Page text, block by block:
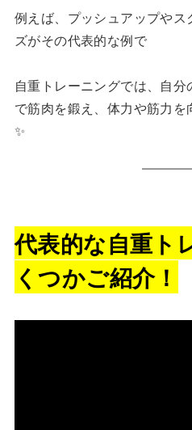
例えば、プッシュアップや
ズがその代表的な例で
自重トレーニングでは、自
で筋肉を鍛え、体力や筋力
✨
代表的な自重ト
くつかご紹介！